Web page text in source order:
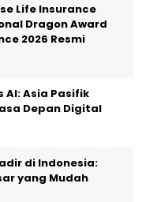
Life Insurance
Dragon Award
2026 Resmi
AI: Asia Pasifik
Depan Digital
di Indonesia:
yang Mudah